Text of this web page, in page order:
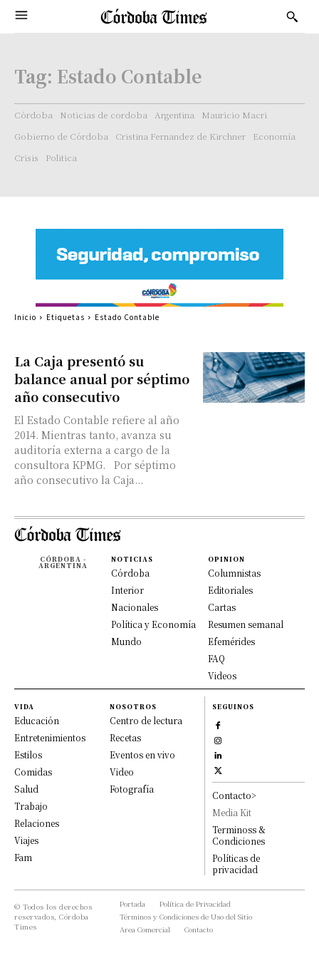
Tag: Estado Contable
Córdoba Noticias de cordoba Argentina
Mauricio Macri
Gobierno de Córdoba
Cristina Fernandez de Kirchner
Economía
Crisis
Politica
La Caja presentó su
balance anual por séptimo
año consecutivo
El Estado Contable refiere al año
2014. Mientras tanto, avanza su
auditoría externa a cargo de la
consultora KPMG. Por séptimo
año consecutivo la Caja...
Inicio Etiquetas Estado Contable
CÓRDOBA -
ARGENTINA
NOTICIAS
Córdoba
Interior
Nacionales
Política y Economía
Mundo
OPINION
Columnistas
Editoriales
Cartas
Resumen semanal
Efemérides
FAQ
Videos
VIDA
Educación
Entretenimientos
Estilos
Comidas
Salud
Trabajo
Relaciones
Viajes
Fam
NOSOTROS
Centro de lectura
Recetas
Eventos en vivo
Video
Fotografía
SEGUINOS
Contacto>
Media Kit
Terminoss &
Condiciones
Políticas de
privacidad
© Todos los derechos
reservados, Córdoba
Times
Portada
Política de Privacidad
Términos y Condiciones de Uso del Sitio
Area Comercial
Contacto